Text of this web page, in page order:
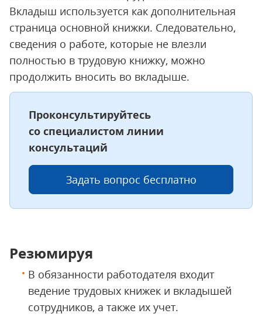
Вкладыш используется как дополнительная
страница основной книжки. Следовательно,
сведения о работе, которые не влезли
полностью в трудовую книжку, можно
продолжить вносить во вкладыше.
Проконсультируйтесь
со специалистом линии
консультаций
Задать вопрос бесплатно
Резюмируя
В обязанности работодателя входит
ведение трудовых книжек и вкладышей
сотрудников, а также их учет.